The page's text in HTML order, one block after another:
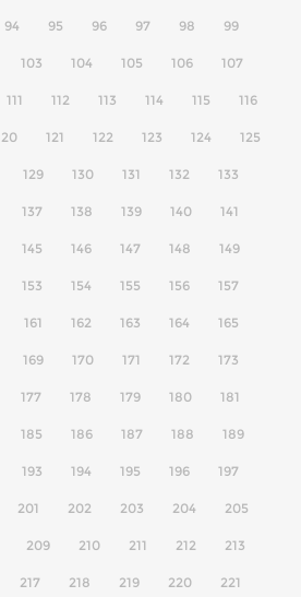
94 95 96 97 98 99
103 104 105 106 107
111 112 113 114 115 116
121 122 123 124 125
129 130 131 132 133
137 138 139 140 141
145 146 147 148 149
153 154 155 156 157
161 162 163 164 165
169 170 171 172 173
177 178 179 180 181
185 186 187 188 189
193 194 195 196 197
201 202 203 204 205
209 210 211 212 213
217 218 219 220 221